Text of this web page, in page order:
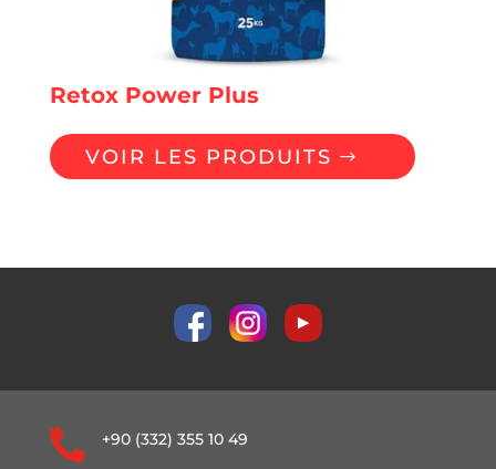
Retox Power Plus
VOIR LES PRODUITS
 +90 (332) 355 10 49